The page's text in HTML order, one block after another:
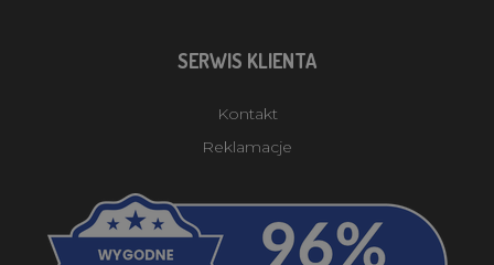
SERWIS KLIENTA
Kontakt
Reklamacje